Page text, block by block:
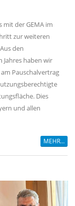
mit der GEMA im
zur weiteren
den
Jahres haben wir
Pauschalvertrag
Dies
und allen
MEHR...